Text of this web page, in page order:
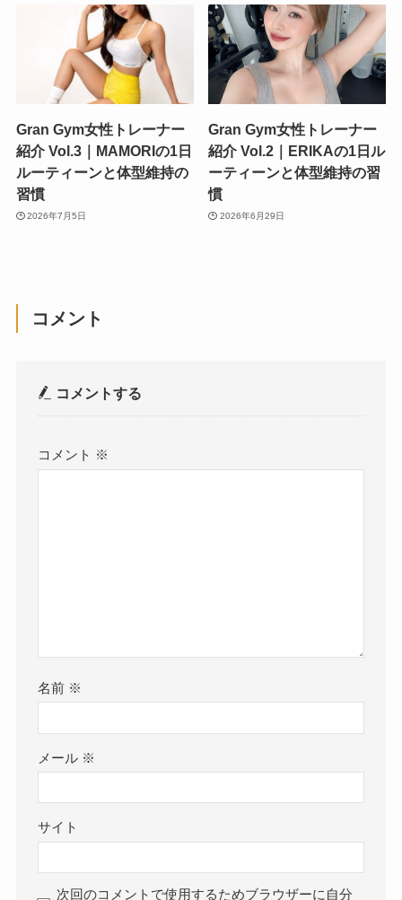
Gran Gym女性トレーナー
紹介 Vol.3｜MAMORIの1日
ルーティーンと体型維持の
習慣
2026年7月5日
Gran Gym女性トレーナー
紹介 Vol.2｜ERIKAの1日ル
ーティーンと体型維持の習
慣
2026年6月29日
コメント
コメントする
コメント ※
名前 ※
メール ※
サイト
次回のコメントで使用するためブラウザーに自分